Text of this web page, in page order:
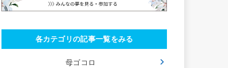
各カテゴリの記事一覧をみる
母ゴコロ